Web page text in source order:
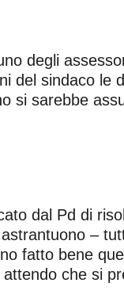
degli
del sindaco le
si sarebbe
dal Pd di
–
fatto bene
che si